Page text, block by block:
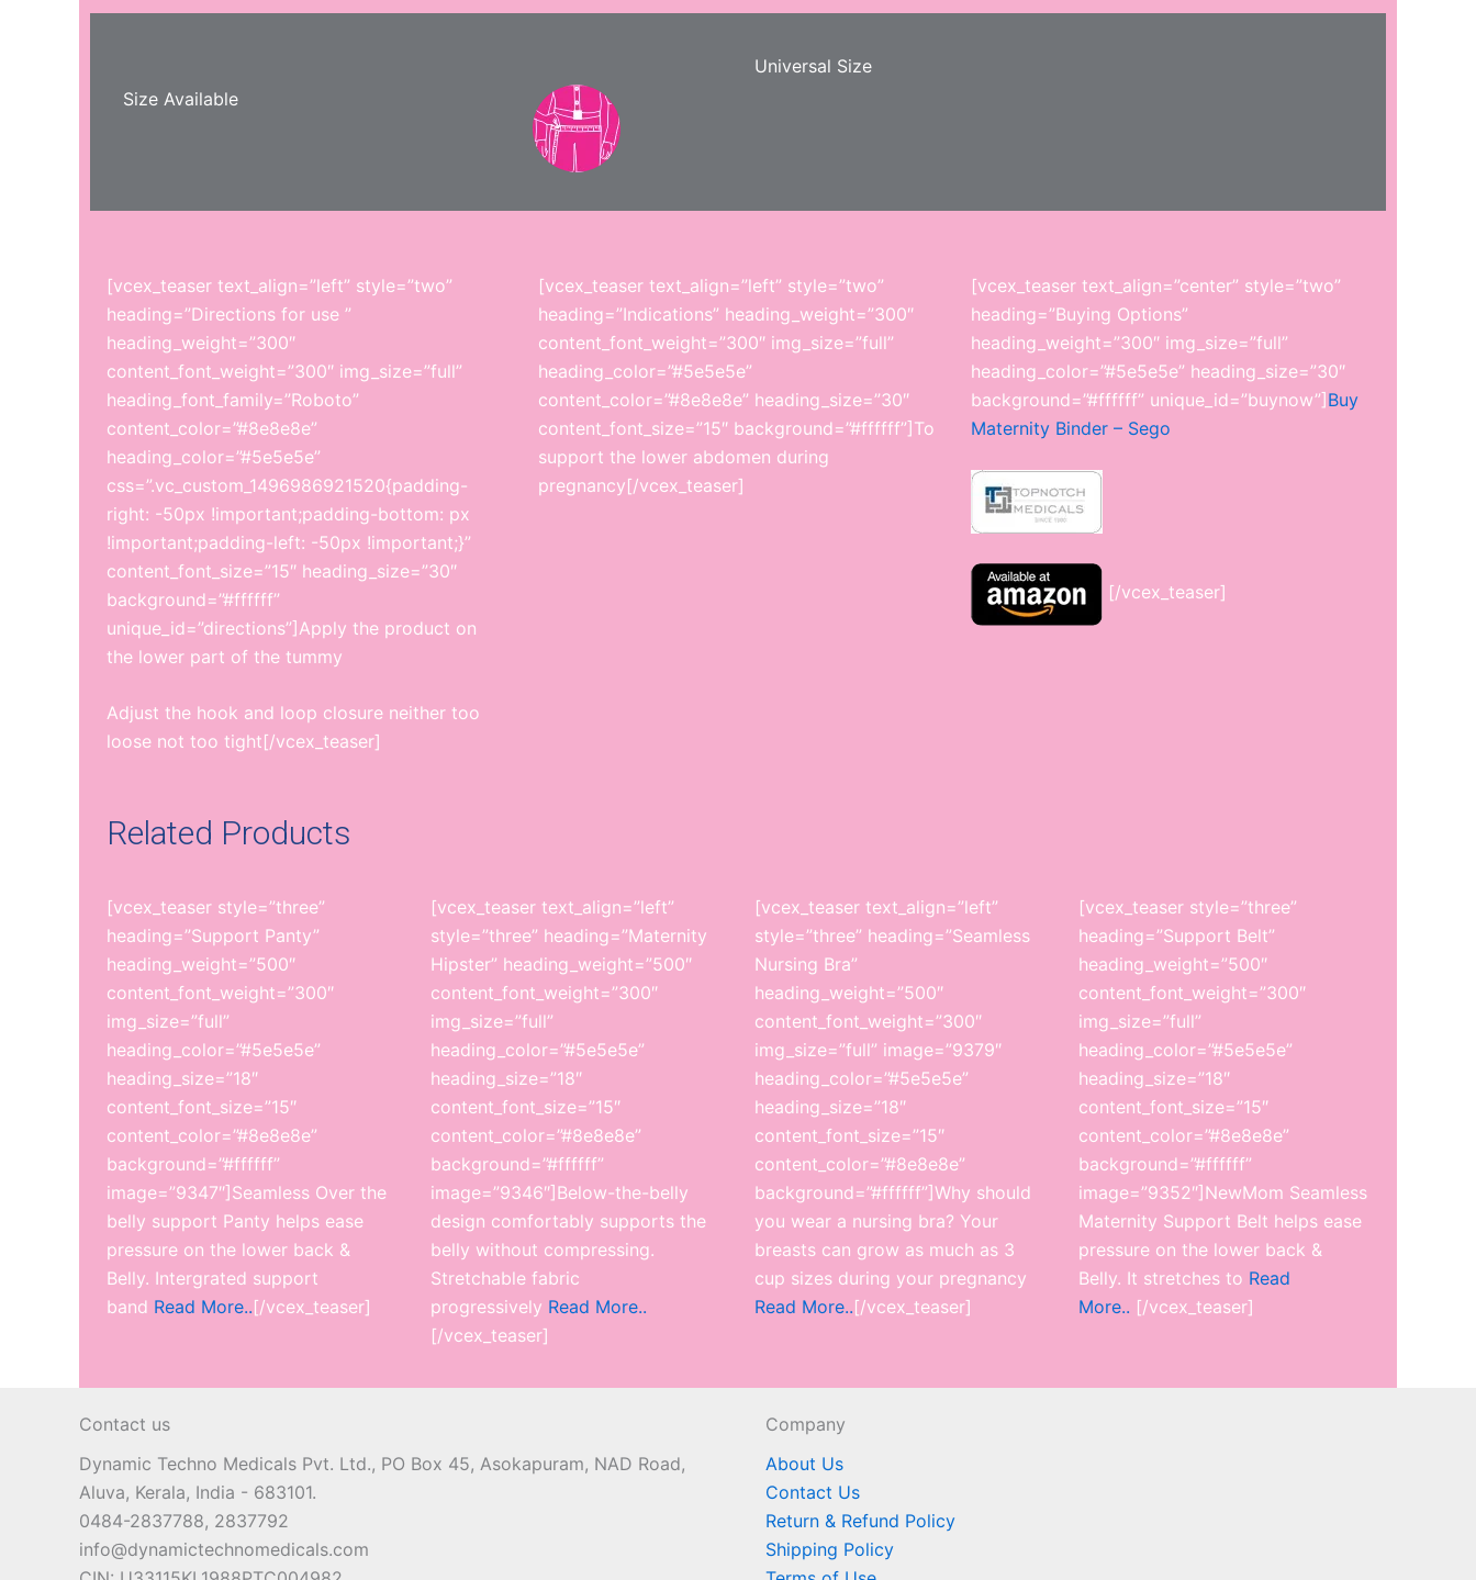
Size Available
Universal Size
[vcex_teaser text_align=”left” style=”two”
heading=”Directions for use ”
heading_weight=”300″
content_font_weight=”300″ img_size=”full”
heading_font_family=”Roboto”
content_color=”#8e8e8e”
heading_color=”#5e5e5e”
css=”.vc_custom_1496986921520{padding-
right: -50px !important;padding-bottom: px
!important;padding-left: -50px !important;}”
content_font_size=”15″ heading_size=”30″
background=”#ffffff”
unique_id=”directions”]Apply the product on
the lower part of the tummy
Adjust the hook and loop closure neither too
loose not too tight[/vcex_teaser]
[vcex_teaser text_align=”left” style=”two”
heading=”Indications” heading_weight=”300″
content_font_weight=”300″ img_size=”full”
heading_color=”#5e5e5e”
content_color=”#8e8e8e” heading_size=”30″
content_font_size=”15″ background=”#ffffff”]To
support the lower abdomen during
pregnancy[/vcex_teaser]
[vcex_teaser text_align=”center” style=”two”
heading=”Buying Options”
heading_weight=”300″ img_size=”full”
heading_color=”#5e5e5e” heading_size=”30″
background=”#ffffff” unique_id=”buynow”]Buy
Maternity Binder – Sego
[/vcex_teaser]
Related Products
[vcex_teaser style=”three”
heading=”Support Panty”
heading_weight=”500″
content_font_weight=”300″
img_size=”full”
heading_color=”#5e5e5e”
heading_size=”18″
content_font_size=”15″
content_color=”#8e8e8e”
background=”#ffffff”
image=”9347″]Seamless Over the
belly support Panty helps ease
pressure on the lower back &
Belly. Intergrated support
band Read More..[/vcex_teaser]
[vcex_teaser text_align=”left”
style=”three” heading=”Maternity
Hipster” heading_weight=”500″
content_font_weight=”300″
img_size=”full”
heading_color=”#5e5e5e”
heading_size=”18″
content_font_size=”15″
content_color=”#8e8e8e”
background=”#ffffff”
image=”9346″]Below-the-belly
design comfortably supports the
belly without compressing.
Stretchable fabric
progressively Read More..
[/vcex_teaser]
[vcex_teaser text_align=”left”
style=”three” heading=”Seamless
Nursing Bra”
heading_weight=”500″
content_font_weight=”300″
img_size=”full” image=”9379″
heading_color=”#5e5e5e”
heading_size=”18″
content_font_size=”15″
content_color=”#8e8e8e”
background=”#ffffff”]Why should
you wear a nursing bra? Your
breasts can grow as much as 3
cup sizes during your pregnancy
Read More..[/vcex_teaser]
[vcex_teaser style=”three”
heading=”Support Belt”
heading_weight=”500″
content_font_weight=”300″
img_size=”full”
heading_color=”#5e5e5e”
heading_size=”18″
content_font_size=”15″
content_color=”#8e8e8e”
background=”#ffffff”
image=”9352″]NewMom Seamless
Maternity Support Belt helps ease
pressure on the lower back &
Belly. It stretches to Read
More.. [/vcex_teaser]
Contact us
Dynamic Techno Medicals Pvt. Ltd., PO Box 45, Asokapuram, NAD Road,
Aluva, Kerala, India - 683101.
0484-2837788, 2837792
info@dynamictechnomedicals.com
Company
About Us
Contact Us
Return & Refund Policy
Shipping Policy